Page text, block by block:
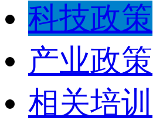
科技政策
产业政策
相关培训